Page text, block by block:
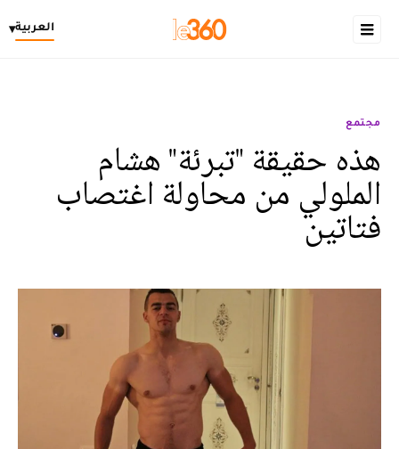
العربية▾
مجتمع
هذه حقيقة "تبرئة" هشام
الملولي من محاولة اغتصاب
فتاتين